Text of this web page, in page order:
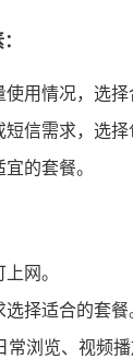
用情况，选择
信需求，选择
的套餐。
网。
择适合的套餐
浏览、视频播